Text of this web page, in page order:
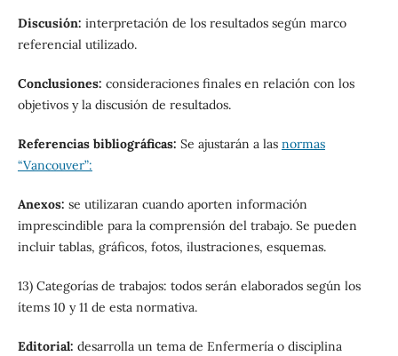
Discusión: interpretación de los resultados según marco
referencial utilizado.
Conclusiones: consideraciones finales en relación con los
objetivos y la discusión de resultados.
Referencias bibliográficas: Se ajustarán a las normas
“Vancouver”:
Anexos: se utilizaran cuando aporten información
imprescindible para la comprensión del trabajo. Se pueden
incluir tablas, gráficos, fotos, ilustraciones, esquemas.
13) Categorías de trabajos: todos serán elaborados según los
ítems 10 y 11 de esta normativa.
Editorial: desarrolla un tema de Enfermería o disciplina